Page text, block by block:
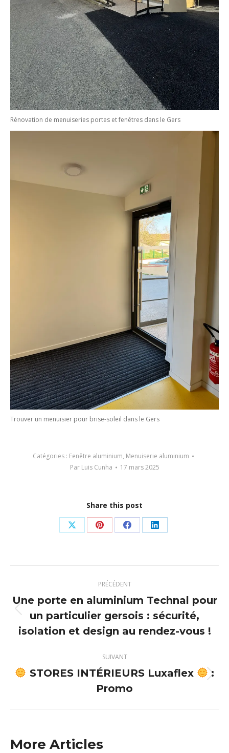
Rénovation de menuiseries portes et fenêtres dans le Gers
Trouver un menuisier pour brise-soleil dans le Gers
Catégories : Fenêtre aluminium, Menuiserie aluminium
Par Luis Cunha 17 mars 2025
Share this post
Partager
X
Partager
Pinterest
Partager
Facebook
Partager
LinkedIn
article
PRÉCÉDENT
Article
précédent
Une porte en aluminium Technal pour
un particulier gersois : sécurité,
isolation et design au rendez-vous !
SUIVANT
Article
suivant
STORES INTÉRIEURS Luxaflex
:
Promo
More Articles